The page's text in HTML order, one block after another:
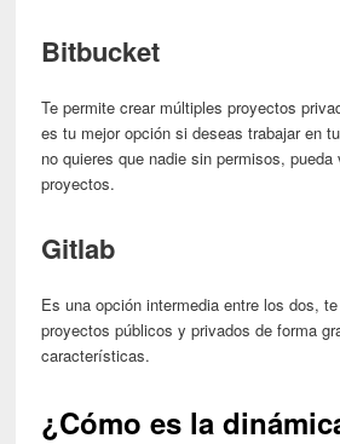
Bitbucket
Te permite crear múltiples proyectos
es tu mejor opción si deseas trabajar en
no quieres que nadie sin permisos,
proyectos.
Gitlab
Es una opción intermedia entre los dos,
proyectos públicos y privados de forma
características.
¿Cómo es la